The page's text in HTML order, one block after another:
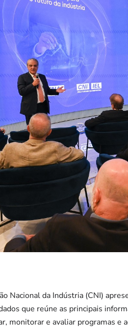
Nacional da Indústria (CNI)
que reúne as principais
monitorar e avaliar programas e